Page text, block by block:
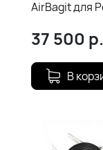
AirBagit для
37 500 р.
В